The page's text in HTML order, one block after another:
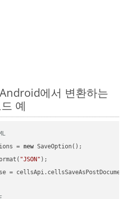
에서 변환하는
예
= new SaveOption();
"JSON" );
=